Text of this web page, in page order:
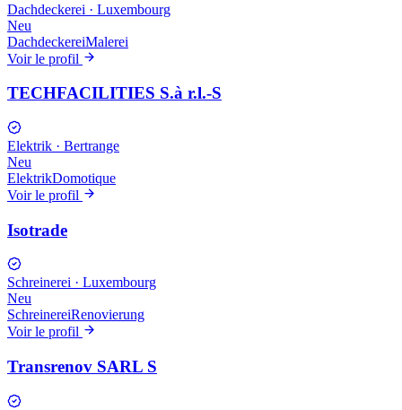
Dachdeckerei · Luxembourg
Neu
DachdeckereiMalerei
Voir le profil
TECHFACILITIES S.à r.l.-S
Elektrik · Bertrange
Neu
ElektrikDomotique
Voir le profil
Isotrade
Schreinerei · Luxembourg
Neu
SchreinereiRenovierung
Voir le profil
Transrenov SARL S